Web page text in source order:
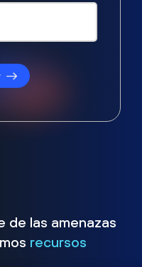
de las amenazas
recursos